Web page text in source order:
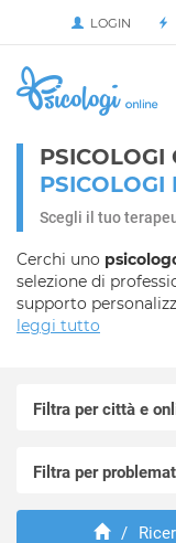
LOGIN
PSICOLOGI
PSICOLOGI
Scegli il tuo
Cerchi uno
selezione di
supporto
leggi tutto
Filtra per città e
Albaredo per San
Andalo Valtellino
Filtra per
Abusi e violenze
/